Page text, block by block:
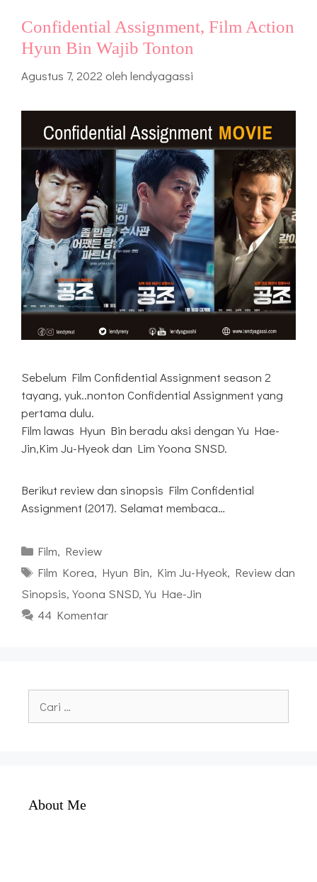
Confidential Assignment, Film Action
Hyun Bin Wajib Tonton
Agustus 7, 2022 oleh lendyagassi
Sebelum Film Confidential Assignment season 2
tayang, yuk..nonton Confidential Assignment yang
pertama dulu.
Film lawas Hyun Bin beradu aksi dengan Yu Hae-
Jin,Kim Ju-Hyeok dan Lim Yoona SNSD.
Berikut review dan sinopsis Film Confidential
Assignment (2017). Selamat membaca…
Kategori
Film, Review
Tag
Film Korea, Hyun Bin, Kim Ju-Hyeok, Review dan
Sinopsis, Yoona SNSD, Yu Hae-Jin
44 Komentar
untuk:
About Me